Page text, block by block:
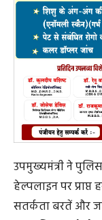
उपमुख्यमंत्री श्री
है कि यदि उन्हें
अथवा पहचान पर
1905 पर संपर्क
छत्तीसगढ़ को